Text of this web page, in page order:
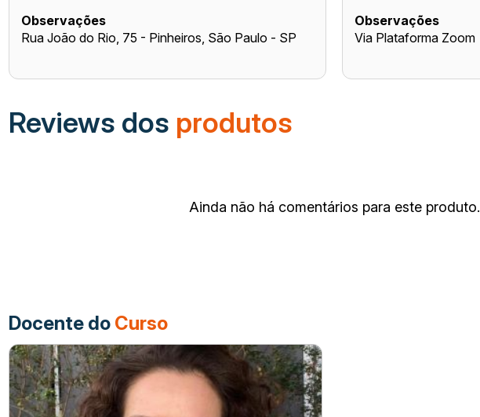
Observações
Rua João do Rio, 75 - Pinheiros, São Paulo - SP
Observações
Via Plataforma Zoom
Reviews dos produtos
Ainda não há comentários para este produto.
Docente do Curso